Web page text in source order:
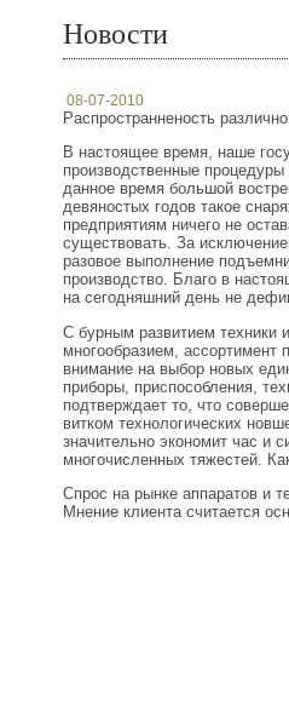
Новости
08-07-2010
Распространненость
В настоящее время, наше
производственные
данное время большой
девяностых годов такое
предприятиям ничего не
существовать. За
разовое выполнение
производство. Благо в
на сегодняшний день не
С бурным развитием техники
многообразием,
внимание на выбор новых
приборы, приспособления,
подтверждает то, что
витком технологических
значительно экономит час и
многочисленных тяжестей.
Спрос на рынке аппаратов и
Мнение клиента считается